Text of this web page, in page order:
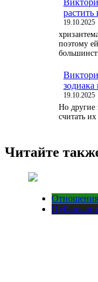
растить
19.10.2025
поэтому
19.10.2025
Но другие
считать
Читайте
Отношения